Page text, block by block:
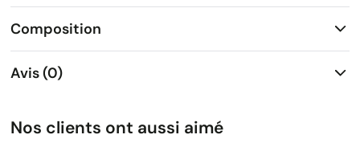
Composition
Avis (0)
Nos clients ont aussi aimé